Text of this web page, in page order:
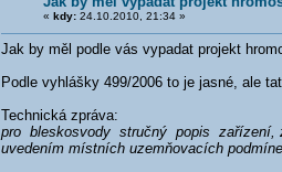
« kdy:24.10.2010, 21:34 »
Jak by měl podle vás vypadat projekt
Podle vyhlášky 499/2006 to je jasné, ale
Technická zpráva:
pro bleskosvody stručný popis zařízení,
uvedením místních uzemňovacích